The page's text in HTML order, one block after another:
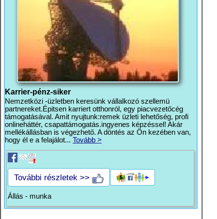
Karrier-pénz-siker
Nemzetközi -üzletben keresünk vállalkozó szellemü
partnereket.Épitsen karriert otthonról, egy piacvezetőcég
támogatásával. Amit nyujtunk:remek üzleti lehetőség, profi
onlineháttér, csapattámogatás.ingyenes képzéssel! Akár
mellékállásban is végezhető. A döntés az Ön kezében van,
hogy él e a felajálot... Tovább >
További részletek >>
Állás - munka